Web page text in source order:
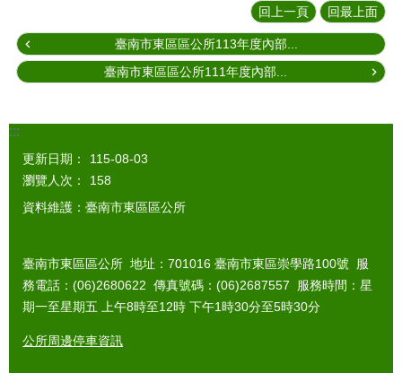
回上一頁 回最上面
臺南市東區區公所113年度內部...
臺南市東區區公所111年度內部...
:::
更新日期：
115-08-03
瀏覽人次：
158
資料維護：臺南市東區區公所
臺南市東區區公所 地址：701016 臺南市東區崇學路100號 服
務電話：(06)2680622 傳真號碼：(06)2687557 服務時間：星
期一至星期五 上午8時至12時 下午1時30分至5時30分
公所周邊停車資訊